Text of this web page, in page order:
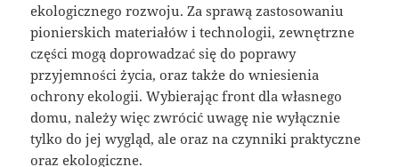
ekologicznego rozwoju. Za sprawą zastosowaniu
pionierskich materiałów i technologii, zewnętrzne
części mogą doprowadzać się do poprawy
przyjemności życia, oraz także do wniesienia
ochrony ekologii. Wybierając front dla własnego
domu, należy więc zwrócić uwagę nie wyłącznie
tylko do jej wygląd, ale oraz na czynniki praktyczne
oraz ekologiczne.